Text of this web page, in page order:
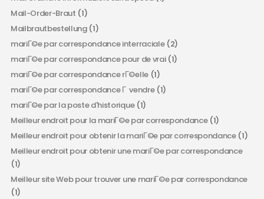
Mail-Order-Braut (1)
Mailbrautbestellung(1)
mariГ©e par correspondance interraciale(2)
mariГ©e par correspondance pour de vrai(1)
mariГ©e par correspondance rГ©elle(1)
mariГ©e par correspondance Г vendre(1)
mariГ©e par la poste d'historique(1)
Meilleur endroit pour la mariГ©e par correspondance(1)
Meilleur endroit pour obtenir la mariГ©e par correspondance(1)
Meilleur endroit pour obtenir une mariГ©e par correspondance
(1)
Meilleur site Web pour trouver une mariГ©e par correspondance
(1)